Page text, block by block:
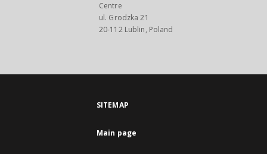
Centre
ul. Grodzka 21
20-112 Lublin, Poland
SITEMAP
Main page